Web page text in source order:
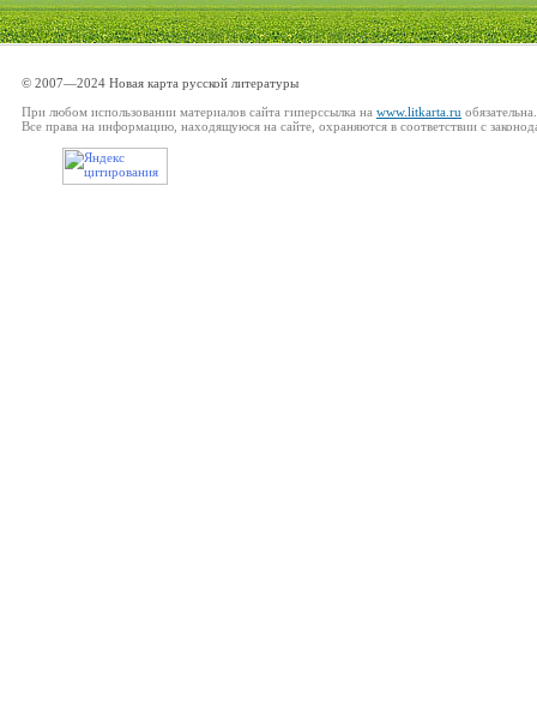
© 2007—2024 Новая карта русской литературы
При любом использовании материалов сайта гиперссылка на www.litkarta.ru обязательна.
Все права на информацию, находящуюся на сайте, охраняются в соответствии с